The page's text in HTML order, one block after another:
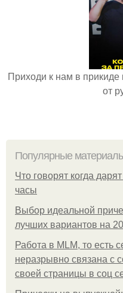
Приходи к нам в прикиде
от
Популярные
Что говорят когда
часы
Выбор идеальной
лучших вариантов на
Работа в MLM, то есть
неразрывно связана с
своей страницы в соц